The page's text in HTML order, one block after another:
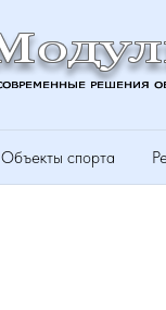
Объекты спорта